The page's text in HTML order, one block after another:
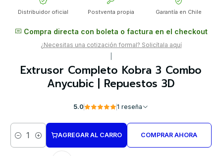
Distribuidor oficial Postventa propia Garantía en Chile
Compra directa con boleta o factura en el checkout
¿Necesitas una cotización formal? Solicítala aquí
Extrusor Completo Kobra 3 Combo
Anycubic | Repuestos 3D
5.0 1 reseña
Cantidad
AGREGAR AL CARRO COMPRAR AHORA